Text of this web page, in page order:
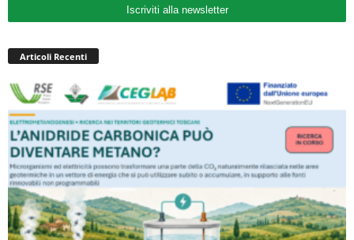
Iscriviti alla newsletter
Articoli Recenti